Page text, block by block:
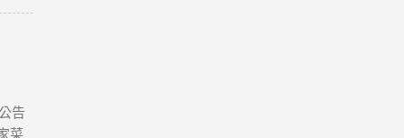
】
量
端
告
菜